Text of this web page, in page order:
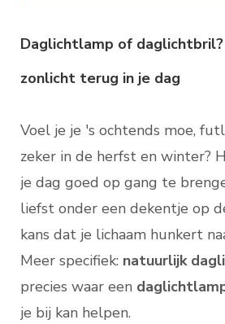
Daglichtlamp of
zonlicht terug in je dag
Voel je je 's ochtends moe,
zeker in de herfst en winter?
je dag goed op gang te
liefst onder een dekentje op
kans dat je lichaam hunkert
Meer specifiek: natuurlijk
precies waar een
je bij kan helpen.